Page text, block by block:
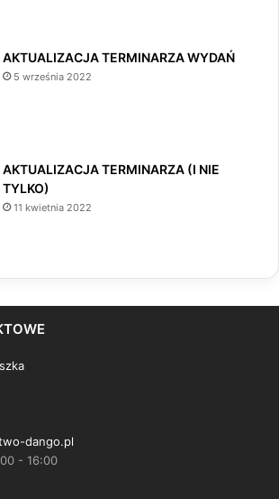
AKTUALIZACJA TERMINARZA WYDAŃ
5 września 2022
AKTUALIZACJA TERMINARZA (I NIE
TYLKO)
11 kwietnia 2022
dango.pl
- 16:00